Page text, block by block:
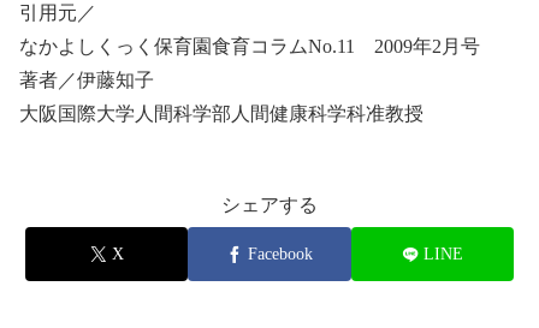
引用元／
なかよしくっく保育園食育コラムNo.11 2009年2月号
著者／伊藤知子
大阪国際大学人間科学部人間健康科学科准教授
シェアする
X Facebook LINE